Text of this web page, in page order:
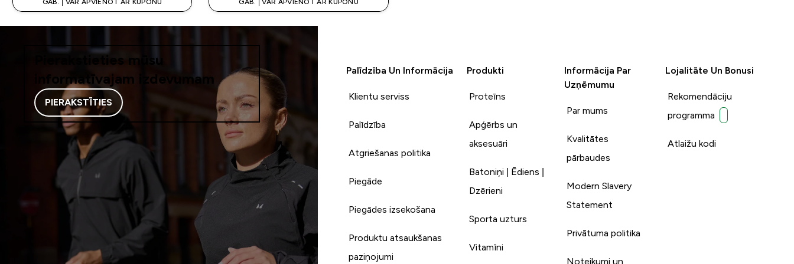
GAB. | VAR APVIENOT AR KUPONU
GAB. | VAR APVIENOT AR KUPONU
Pierakstieties mūsu
informatīvajam izdevumam
PIERAKSTĪTIES
Palīdzība Un Informācija
Klientu serviss
Palīdzība
Atgriešanas politika
Piegāde
Piegādes izsekošana
Produktu atsaukšanas
paziņojumi
Produkti
Proteīns
Apģērbs un
aksesuāri
Batoniņi | Ēdiens |
Dzērieni
Sporta uzturs
Vitamīni
Informācija Par
Uzņēmumu
Par mums
Kvalitātes
pārbaudes
Modern Slavery
Statement
Privātuma politika
Noteikumi un
Lojalitāte Un Bonusi
Rekomendāciju
programma
Atlaižu kodi